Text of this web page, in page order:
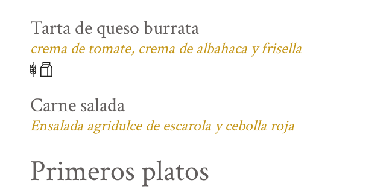
Tarta de queso burrata
crema de tomate, crema de albahaca y frisella
Carne salada
Ensalada agridulce de escarola y cebolla roja
Primeros platos